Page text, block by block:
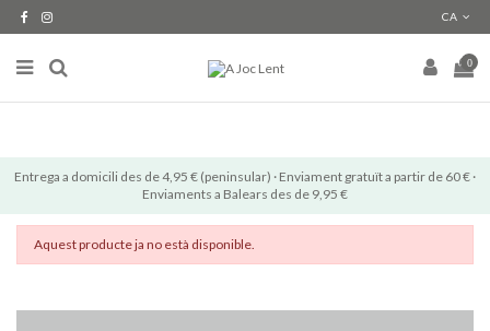
CA
0
Entrega a domicili des de 4,95 € (peninsular) · Enviament gratuït a partir de 60 € ·
Enviaments a Balears des de 9,95 €
Aquest producte ja no està disponible.